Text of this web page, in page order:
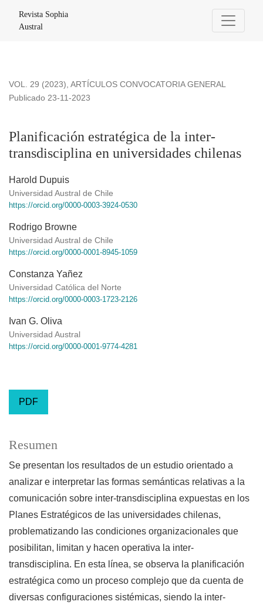
Revista Sophia
Austral
VOL. 29 (2023), ARTÍCULOS CONVOCATORIA GENERAL
Planificación estratégica de la inter-
transdisciplina en universidades chilenas
Publicado 23-11-2023
Harold Dupuis
Universidad Austral de Chile
https://orcid.org/0000-0003-3924-0530
Rodrigo Browne
Universidad Austral de Chile
https://orcid.org/0000-0001-8945-1059
Constanza Yañez
Universidad Católica del Norte
https://orcid.org/0000-0003-1723-2126
Ivan G. Oliva
Universidad Austral
https://orcid.org/0000-0001-9774-4281
PDF
Resumen
Se presentan los resultados de un estudio orientado a
analizar e interpretar las formas semánticas relativas a la
comunicación sobre inter-transdisciplina expuestas en los
Planes Estratégicos de las universidades chilenas,
problematizando las condiciones organizacionales que
posibilitan, limitan y hacen operativa la inter-
transdisciplina. En esta línea, se observa la planificación
estratégica como un proceso complejo que da cuenta de
diversas configuraciones sistémicas, siendo la inter-